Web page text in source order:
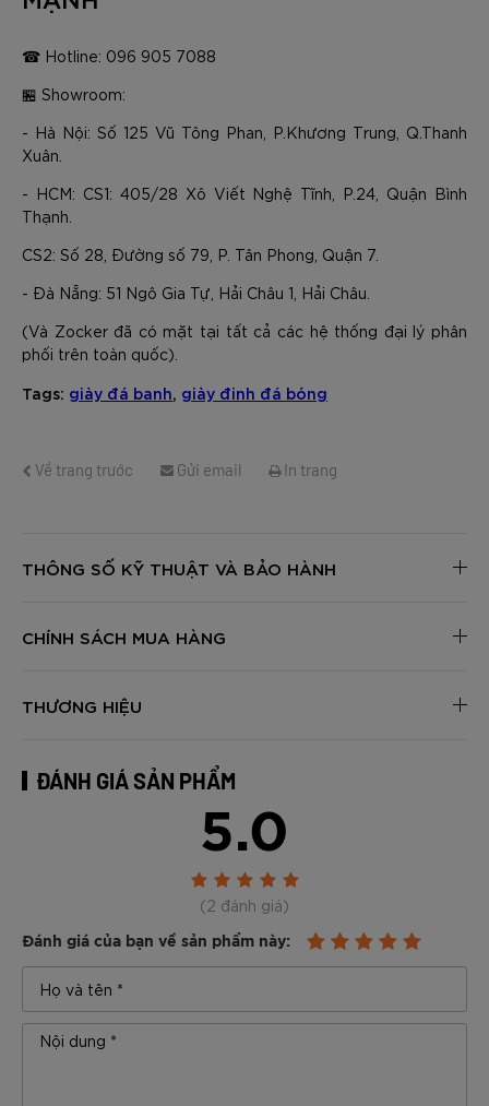
☎ Hotline: 096 905 7088
🏪 Showroom:
- Hà Nội: Số 125 Vũ Tông Phan, P.Khương Trung, Q.Thanh
Xuân.
- HCM: CS1: 405/28 Xô Viết Nghệ Tĩnh, P.24, Quận Bình
Thạnh.
CS2: Số 28, Đường số 79, P. Tân Phong, Quận 7.
- Đà Nẵng: 51 Ngô Gia Tự, Hải Châu 1, Hải Châu.
(Và Zocker đã có mặt tại tất cả các hệ thống đại lý phân
phối trên toàn quốc).
Tags: giày đá banh giày đinh đá bóng
Về trang trước Gửi email In trang
THÔNG SỐ KỸ THUẬT VÀ BẢO HÀNH
CHÍNH SÁCH MUA HÀNG
THƯƠNG HIỆU
ĐÁNH GIÁ SẢN PHẨM
5.0
(2 đánh giá)
Đánh giá của bạn về sản phẩm này: